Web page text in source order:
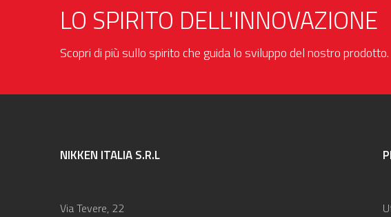
LO SPIRITO DELL'INNOVAZIONE
Scopri di più sullo spirito che guida lo sviluppo del nostro prodotto.
NIKKEN ITALIA S.R.L
Via Tevere, 22